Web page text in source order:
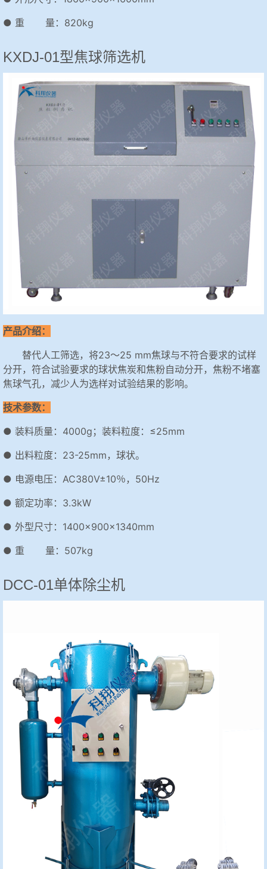
● 重 量：820kg
KXDJ-01型焦球筛选机
产品介绍：
替代人工筛选，将23～25 mm焦球与不符合要求的试样
分开，符合试验要求的球状焦炭和焦粉自动分开，焦粉不堵塞
焦球气孔，减少人为选样对试验结果的影响。
技术参数：
● 装料质量：4000g；装料粒度：≤25mm
● 出料粒度：23-25mm，球状。
● 电源电压：AC380V±10％，50Hz
● 额定功率：3.3kW
● 外型尺寸：1400×900×1340mm
● 重 量：507kg
DCC-01单体除尘机